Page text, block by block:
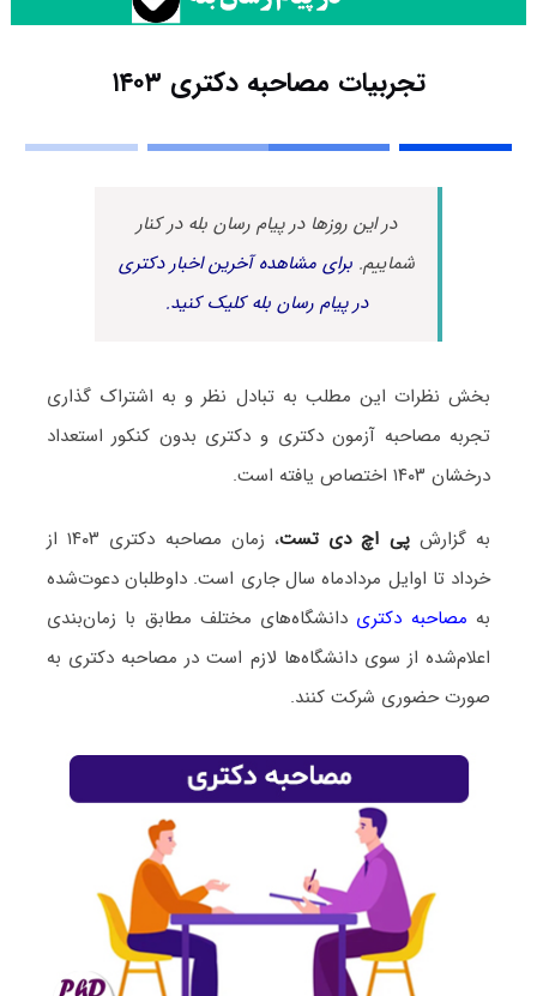
تجربیات مصاحبه دکتری ۱۴۰۳
در این روزها در پیام رسان بله در کنار
شماییم.برای مشاهده آخرین اخبار دکتری
در پیام رسان بله کلیک کنید.
بخش نظرات این مطلب به تبادل نظر و به اشتراک گذاری
تجربه مصاحبه آزمون دکتری و دکتری بدون کنکور استعداد
درخشان ۱۴۰۳ اختصاص یافته است.
به گزارشپی اچ دی تست
، زمان مصاحبه دکتری ۱۴۰۳ از
خرداد تا اوایل مردادماه سال جاری است. داوطلبان دعوت‌شده
به مصاحبه دکتری دانشگاه‌های مختلف مطابق با زمان‌بندی
اعلام‌شده از سوی دانشگاه‌ها لازم است در مصاحبه دکتری به
صورت حضوری شرکت کنند.